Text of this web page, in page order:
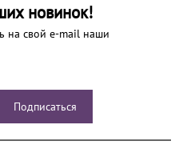
новинок!
на свой e-mail наши